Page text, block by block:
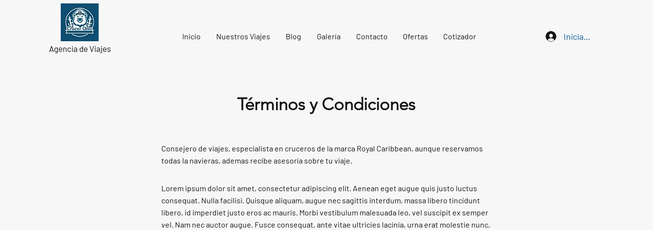
Agencia de Viajes
Inicio Nuestros Viajes Blog Galería Contacto Ofertas Cotizador Iniciar sesión
Términos y Condiciones
Consejero de viajes, especialista en cruceros de la marca Royal Caribbean, aunque reservamos
todas la navieras, ademas recibe asesoría sobre tu viaje.
Lorem ipsum dolor sit amet, consectetur adipiscing elit. Aenean eget augue quis justo luctus
consequat. Nulla facilisi. Quisque aliquam, augue nec sagittis interdum, massa libero tincidunt
libero, id imperdiet justo eros ac mauris. Morbi vestibulum malesuada leo, vel suscipit ex semper
vel. Nam nec auctor augue. Fusce consequat, ante vitae ultricies lacinia, urna erat molestie nunc,